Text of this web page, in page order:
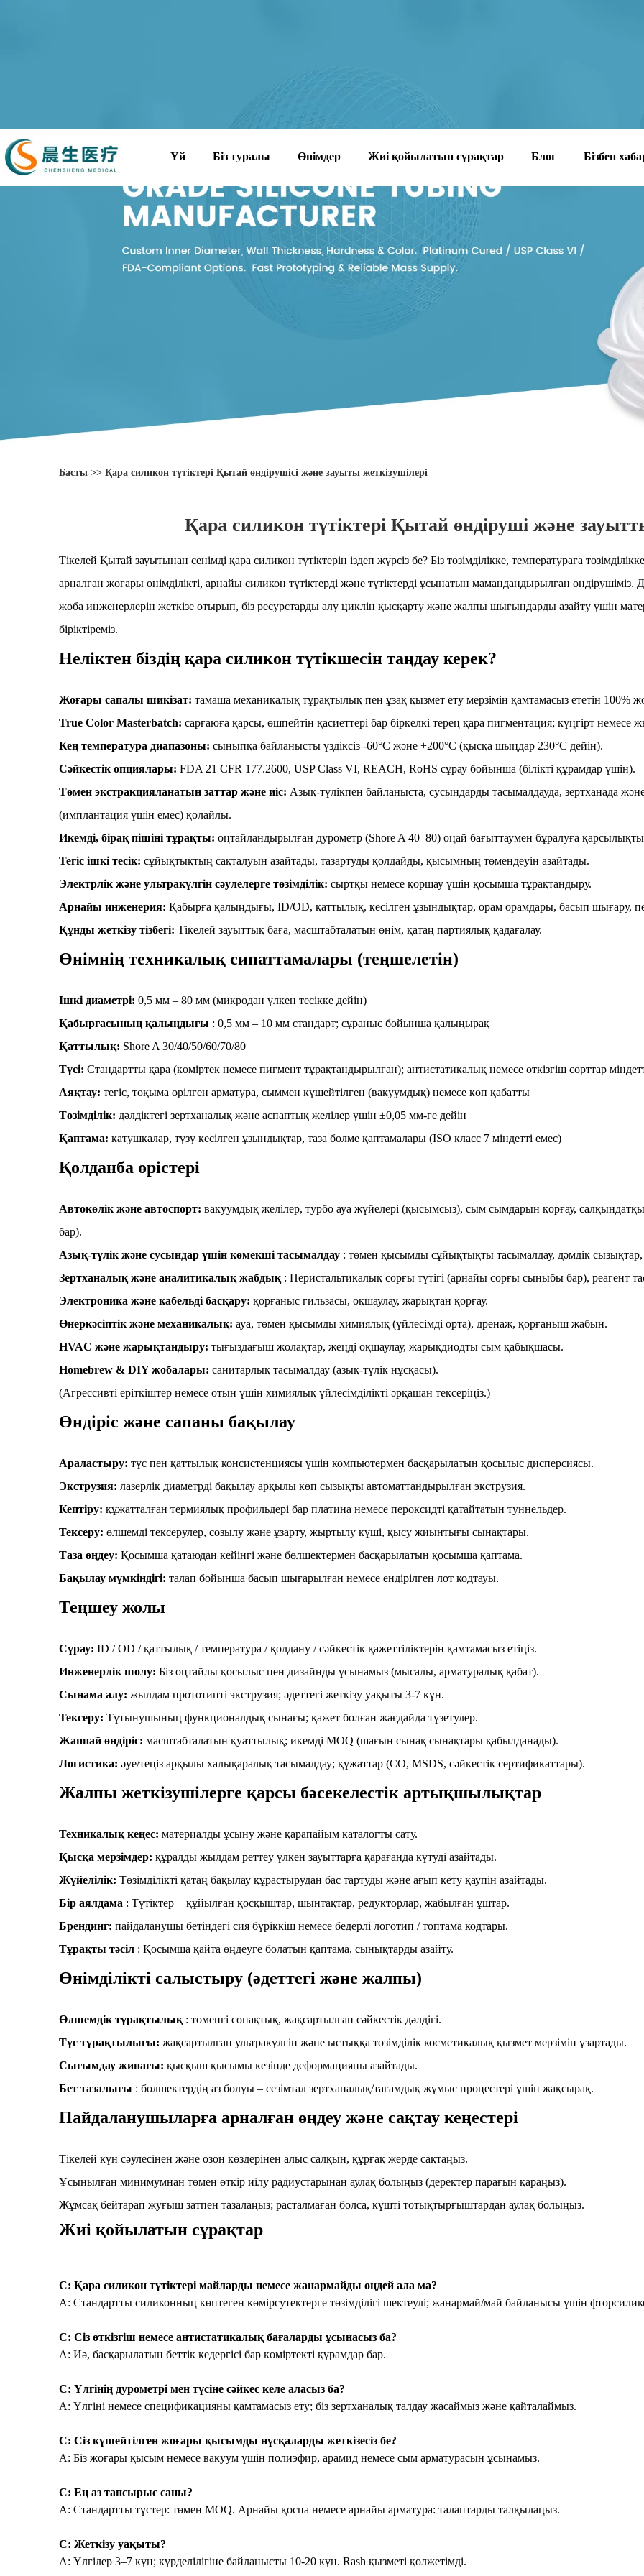
Үй Біз туралы Өнімдер Жиі қойылатын сұрақтар Блог Бізбен
Басты >> Қара силикон түтіктері Қытай өндірушісі және зауыты жеткізушілері
Қара силикон түтіктері Қытай өндіруші және
Тікелей Қытай зауытынан сенімді қара силикон түтіктерін іздеп жүрсіз бе? Біз төзімділікке, температураға
арналған жоғары өнімділікті, арнайы силикон түтіктерді және түтіктерді ұсынатын мамандандырылған
жоба инженерлерін жеткізе отырып, біз ресурстарды алу циклін қысқарту және жалпы шығындарды азайту үшін
біріктіреміз.
Неліктен біздің қара силикон түтікшесін таңдау керек?
Жоғары сапалы шикізат: тамаша механикалық тұрақтылық пен ұзақ қызмет ету мерзімін қамтамасыз ететін 100%
True Color Masterbatch: сарғаюға қарсы, өшпейтін қасиеттері бар біркелкі терең қара пигментация; күңгірт
Кең температура диапазоны: сыныпқа байланысты үздіксіз -60°C және +200°C (қысқа шыңдар 230°C дейін).
Сәйкестік опциялары: FDA 21 CFR 177.2600, USP Class VI, REACH, RoHS сұрау бойынша (білікті құрамдар үшін).
Төмен экстракцияланатын заттар және иіс: Азық-түлікпен байланыста, сусындарды тасымалдауда, зертханада
(имплантация үшін емес) қолайлы.
Икемді, бірақ пішіні тұрақты: оңтайландырылған дурометр (Shore A 40–80) оңай бағыттаумен бұралуға қарсылықты
Тегіс ішкі тесік: сұйықтықтың сақталуын азайтады, тазартуды қолдайды, қысымның төмендеуін азайтады.
Электрлік және ультракүлгін сәулелерге төзімділік: сыртқы немесе қоршау үшін қосымша тұрақтандыру.
Арнайы инженерия: Қабырға қалыңдығы, ID/OD, қаттылық, кесілген ұзындықтар, орам орамдары, басып шығару,
Құнды жеткізу тізбегі: Тікелей зауыттық баға, масштабталатын өнім, қатаң партиялық қадағалау.
Өнімнің техникалық сипаттамалары (теңшелетін)
Ішкі диаметрі: 0,5 мм – 80 мм (микродан үлкен тесікке дейін)
Қабырғасының қалыңдығы : 0,5 мм – 10 мм стандарт; сұраныс бойынша қалыңырақ
Қаттылық: Shore A 30/40/50/60/70/80
Түсі: Стандартты қара (көміртек немесе пигмент тұрақтандырылған); антистатикалық немесе өткізгіш сорттар
Аяқтау: тегіс, тоқыма өрілген арматура, сыммен күшейтілген (вакуумдық) немесе көп қабатты
Төзімділік: дәлдіктегі зертханалық және аспаптық желілер үшін ±0,05 мм-ге дейін
Қаптама: катушкалар, түзу кесілген ұзындықтар, таза бөлме қаптамалары (ISO класс 7 міндетті емес)
Қолданба өрістері
Автокөлік және автоспорт: вакуумдық желілер, турбо ауа жүйелері (қысымсыз), сым сымдарын қорғау,
бар).
Азық-түлік және сусындар үшін көмекші тасымалдау : төмен қысымды сұйықтықты тасымалдау, дәмдік сызықтар,
Зертханалық және аналитикалық жабдық : Перистальтикалық сорғы түтігі (арнайы сорғы сыныбы бар), реагент
Электроника және кабельді басқару: қорғаныс гильзасы, оқшаулау, жарықтан қорғау.
Өнеркәсіптік және механикалық: ауа, төмен қысымды химиялық (үйлесімді орта), дренаж, қорғаныш жабын.
HVAC және жарықтандыру: тығыздағыш жолақтар, жеңді оқшаулау, жарықдиодты сым қабықшасы.
Homebrew & DIY жобалары: санитарлық тасымалдау (азық-түлік нұсқасы).
(Агрессивті еріткіштер немесе отын үшін химиялық үйлесімділікті әрқашан тексеріңіз.)
Өндіріс және сапаны бақылау
Араластыру: түс пен қаттылық консистенциясы үшін компьютермен басқарылатын қосылыс дисперсиясы.
Экструзия: лазерлік диаметрді бақылау арқылы көп сызықты автоматтандырылған экструзия.
Кептіру: құжатталған термиялық профильдері бар платина немесе пероксидті қатайтатын туннельдер.
Тексеру: өлшемді тексерулер, созылу және ұзарту, жыртылу күші, қысу жиынтығы сынақтары.
Таза өңдеу: Қосымша қатаюдан кейінгі және бөлшектермен басқарылатын қосымша қаптама.
Бақылау мүмкіндігі: талап бойынша басып шығарылған немесе ендірілген лот кодтауы.
Теңшеу жолы
Сұрау: ID / OD / қаттылық / температура / қолдану / сәйкестік қажеттіліктерін қамтамасыз етіңіз.
Инженерлік шолу: Біз оңтайлы қосылыс пен дизайнды ұсынамыз (мысалы, арматуралық қабат).
Сынама алу: жылдам прототипті экструзия; әдеттегі жеткізу уақыты 3-7 күн.
Тексеру: Тұтынушының функционалдық сынағы; қажет болған жағдайда түзетулер.
Жаппай өндіріс: масштабталатын қуаттылық; икемді MOQ (шағын сынақ сынақтары қабылданады).
Логистика: әуе/теңіз арқылы халықаралық тасымалдау; құжаттар (CO, MSDS, сәйкестік сертификаттары).
Жалпы жеткізушілерге қарсы бәсекелестік артықшылықтар
Техникалық кеңес: материалды ұсыну және қарапайым каталогты сату.
Қысқа мерзімдер: құралды жылдам реттеу үлкен зауыттарға қарағанда күтуді азайтады.
Жүйелілік: Төзімділікті қатаң бақылау құрастырудан бас тартуды және ағып кету қаупін азайтады.
Бір аялдама : Түтіктер + құйылған қосқыштар, шынтақтар, редукторлар, жабылған ұштар.
Брендинг: пайдаланушы бетіндегі сия бүріккіш немесе бедерлі логотип / топтама кодтары.
Тұрақты тәсіл : Қосымша қайта өңдеуге болатын қаптама, сынықтарды азайту.
Өнімділікті салыстыру (әдеттегі және жалпы)
Өлшемдік тұрақтылық : төменгі сопақтық, жақсартылған сәйкестік дәлдігі.
Түс тұрақтылығы: жақсартылған ультракүлгін және ыстыққа төзімділік косметикалық қызмет мерзімін ұзартады.
Сығымдау жинағы: қысқыш қысымы кезінде деформацияны азайтады.
Бет тазалығы : бөлшектердің аз болуы – сезімтал зертханалық/тағамдық жұмыс процестері үшін жақсырақ.
Пайдаланушыларға арналған өңдеу және сақтау кеңестері
Тікелей күн сәулесінен және озон көздерінен алыс салқын, құрғақ жерде сақтаңыз.
Ұсынылған минимумнан төмен өткір иілу радиустарынан аулақ болыңыз (деректер парағын қараңыз).
Жұмсақ бейтарап жуғыш затпен тазалаңыз; расталмаған болса, күшті тотықтырғыштардан аулақ болыңыз.
Жиі қойылатын сұрақтар
С: Қара силикон түтіктері майларды немесе жанармайды өңдей ала ма?
A: Стандартты силиконның көптеген көмірсутектерге төзімділігі шектеулі; жанармай/май байланысы үшін
С: Сіз өткізгіш немесе антистатикалық бағаларды ұсынасыз ба?
A: Иә, басқарылатын беттік кедергісі бар көміртекті құрамдар бар.
С: Үлгінің дурометрі мен түсіне сәйкес келе аласыз ба?
A: Үлгіні немесе спецификацияны қамтамасыз ету; біз зертханалық талдау жасаймыз және қайталаймыз.
С: Сіз күшейтілген жоғары қысымды нұсқаларды жеткізесіз бе?
A: Біз жоғары қысым немесе вакуум үшін полиэфир, арамид немесе сым арматурасын ұсынамыз.
С: Ең аз тапсырыс саны?
A: Стандартты түстер: төмен MOQ. Арнайы қоспа немесе арнайы арматура: талаптарды талқылаңыз.
С: Жеткізу уақыты?
A: Үлгілер 3–7 күн; күрделілігіне байланысты 10-20 күн. Rash қызметі қолжетімді.